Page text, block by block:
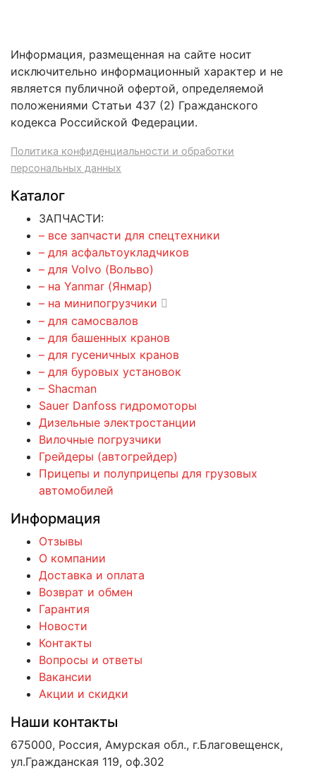
Информация, размещенная на сайте носит
исключительно информационный характер и не
является публичной офертой, определяемой
положениями Статьи 437 (2) Гражданского
кодекса Российской Федерации.
Политика конфиденциальности и обработки
персональных данных
Каталог
ЗАПЧАСТИ:
– все запчасти для спецтехники
– для асфальтоукладчиков
– для Volvo (Вольво)
– на Yanmar (Янмар)
– на минипогрузчики
– для самосвалов
– для башенных кранов
– для гусеничных кранов
– для буровых установок
– Shacman
Sauer Danfoss гидромоторы
Дизельные электростанции
Вилочные погрузчики
Грейдеры (автогрейдер)
Прицепы и полуприцепы для грузовых
автомобилей
Информация
Отзывы
О компании
Доставка и оплата
Возврат и обмен
Гарантия
Новости
Контакты
Вопросы и ответы
Вакансии
Акции и скидки
Наши контакты
675000, Россия, Амурская обл., г.Благовещенск,
ул.Гражданская 119, оф.302